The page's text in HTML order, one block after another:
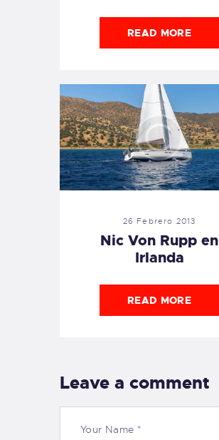
READ MORE
26 Febrero 2013
Nic Von Rupp en
Irlanda
READ MORE
Leave a comment